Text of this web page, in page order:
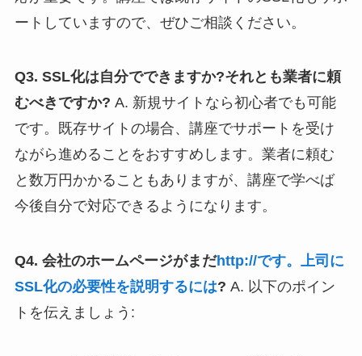
ートしていますので、ぜひご相談ください。
Q3. SSL化は自分でできますか?それとも業者に頼
むべきですか? A. 新規サイトなら初心者でも可能
です。既存サイトの場合、講座でサポートを受け
ながら進めることをおすすめします。業者に頼む
と数万円かかることもありますが、講座で学べば
今後自分で対応できるようになります。
Q4. 会社のホームページがまだhttp://です。上司に
SSL化の必要性を説明するには? A. 以下のポイン
トを伝えましょう: